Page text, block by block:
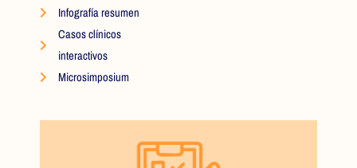
Infografía resumen
Casos clínicos
interactivos
Microsimposium